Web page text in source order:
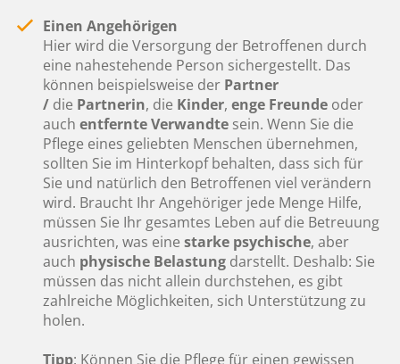
Einen Angehörigen
Hier wird die Versorgung der Betroffenen durch
eine nahestehende Person sichergestellt. Das
können beispielsweise der Partner
/ die Partnerin, die Kinder, enge Freunde oder
auch entfernte Verwandte sein. Wenn Sie die
Pflege eines geliebten Menschen übernehmen,
sollten Sie im Hinterkopf behalten, dass sich für
Sie und natürlich den Betroffenen viel verändern
wird. Braucht Ihr Angehöriger jede Menge Hilfe,
müssen Sie Ihr gesamtes Leben auf die Betreuung
ausrichten, was eine starke psychische, aber
auch physische Belastung darstellt. Deshalb: Sie
müssen das nicht allein durchstehen, es gibt
zahlreiche Möglichkeiten, sich Unterstützung zu
holen.
Tipp: Können Sie die Pflege für einen gewissen